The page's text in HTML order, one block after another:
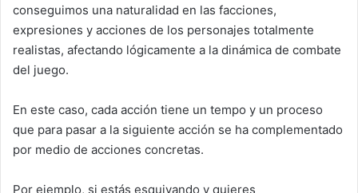
conseguimos una naturalidad en las facciones,
expresiones y acciones de los personajes totalmente
realistas, afectando lógicamente a la dinámica de combate
del juego.
En este caso, cada acción tiene un tempo y un proceso
que para pasar a la siguiente acción se ha complementado
por medio de acciones concretas.
Por ejemplo, si estás esquivando y quieres